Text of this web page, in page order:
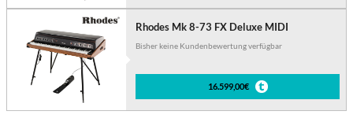
Rhodes Mk 8-73 FX Deluxe MIDI
Bisher keine Kundenbewertung verfügbar
16.599,00€